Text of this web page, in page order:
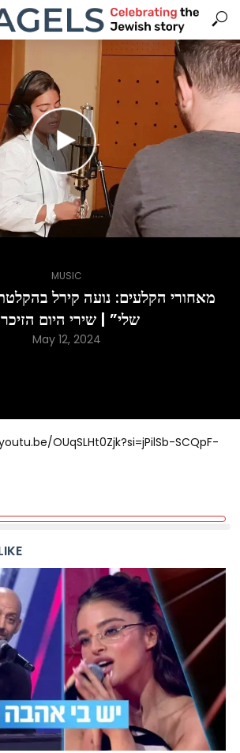
MUSIC
מאחורי הקלעים: נועה קירל
שלי” | שירי היום
May 12, 2024